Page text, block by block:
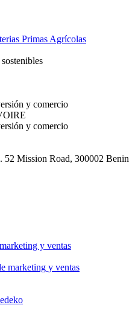
Primas Agrícolas
y comercio
y comercio
52 Mission Road, 300002 Benin
y ventas
marketing y ventas